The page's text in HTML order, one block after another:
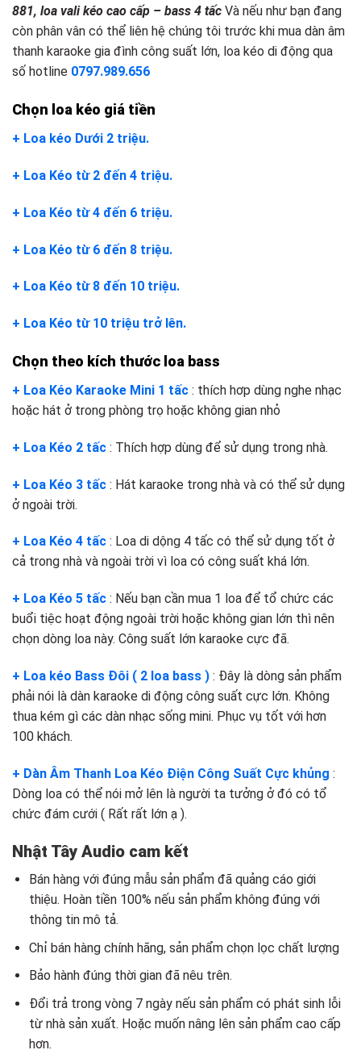
881, loa vali kéo cao cấp – bass 4 tấc Và nếu như bạn đang
còn phân vân có thể liên hệ chúng tôi trước khi mua dàn âm
thanh karaoke gia đình công suất lớn, loa kéo di động qua
số hotline 0797.989.656
Chọn loa kéo giá tiền
+ Loa kéo Dưới 2 triệu.
+ Loa Kéo từ 2 đến 4 triệu.
+ Loa Kéo từ 4 đến 6 triệu.
+ Loa Kéo từ 6 đến 8 triệu.
+ Loa Kéo từ 8 đến 10 triệu.
+ Loa Kéo từ 10 triệu trở lên.
Chọn theo kích thước loa bass
+ Loa Kéo Karaoke Mini 1 tấc : thích hơp dùng nghe nhạc
hoặc hát ở trong phòng trọ hoặc không gian nhỏ
+ Loa Kéo 2 tấc : Thích hợp dùng để sử dụng trong nhà.
+ Loa Kéo 3 tấc : Hát karaoke trong nhà và có thể sử dụng
ở ngoài trời.
+ Loa Kéo 4 tấc : Loa di dộng 4 tấc có thể sử dụng tốt ở
cả trong nhà và ngoài trời vì loa có công suất khá lớn.
+ Loa Kéo 5 tấc : Nếu bạn cần mua 1 loa để tổ chức các
buổi tiệc hoạt động ngoài trời hoặc không gian lớn thì nên
chọn dòng loa này. Công suất lớn karaoke cực đã.
+ Loa kéo Bass Đôi ( 2 loa bass ) : Đây là dòng sản phẩm
phải nói là dàn karaoke di động công suất cực lớn. Không
thua kém gì các dàn nhạc sống mini. Phục vụ tốt với hơn
100 khách.
+ Dàn Âm Thanh Loa Kéo Điện Công Suất Cực khủng :
Dòng loa có thể nói mở lên là người ta tưởng ở đó có tổ
chức đám cưới ( Rất rất lớn ạ ).
Nhật Tây Audio cam kết
Bán hàng với đúng mẫu sản phẩm đã quảng cáo giới
thiệu. Hoàn tiền 100% nếu sản phẩm không đúng với
thông tin mô tả.
Chỉ bán hàng chính hãng, sản phẩm chọn lọc chất lượng
Bảo hành đúng thời gian đã nêu trên.
Đổi trả trong vòng 7 ngày nếu sản phẩm có phát sinh lỗi
từ nhà sản xuất. Hoặc muốn nâng lên sản phẩm cao cấp
hơn.